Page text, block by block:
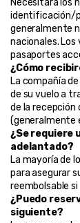
Necesitará los
identificación/
generalmente
nacionales.
pasaportes
¿Cómo
La compañía
de su vuelo a
de la recepción
(generalmente
¿Se requiere
adelantado?
La mayoría de
para asegurar
reembolsable
¿Puedo
siguiente?